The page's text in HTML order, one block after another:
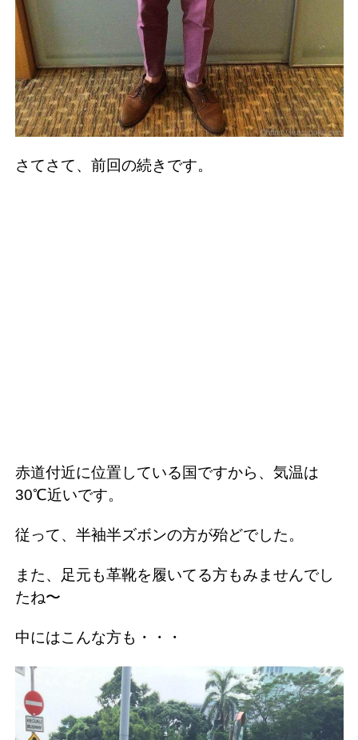
さてさて、前回の続きです。
赤道付近に位置している国ですから、気温は
30℃近いです。
従って、半袖半ズボンの方が殆どでした。
また、足元も革靴を履いてる方もみませんでし
たね〜
中にはこんな方も・・・